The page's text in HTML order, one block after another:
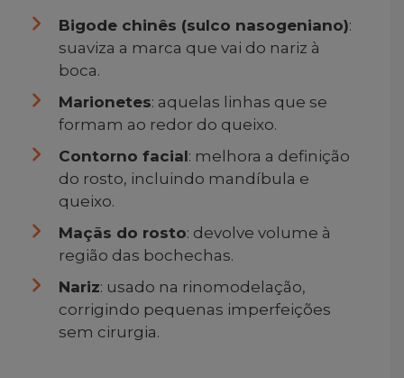
Bigode chinês (sulco nasogeniano):
suaviza a marca que vai do nariz à
boca.
Marionetes: aquelas linhas que se
formam ao redor do queixo.
Contorno facial: melhora a definição
do rosto, incluindo mandíbula e
queixo.
Maçãs do rosto: devolve volume à
região das bochechas.
Nariz: usado na rinomodelação,
corrigindo pequenas imperfeições
sem cirurgia.